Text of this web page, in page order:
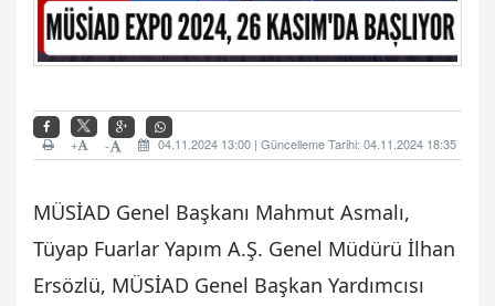
04.11.2024 13:00 | Güncelleme Tarihi: 04.11.2024 18:35
-
+
MÜSİAD Genel Başkanı Mahmut Asmalı,
Tüyap Fuarlar Yapım A.Ş. Genel Müdürü İlhan
Ersözlü, MÜSİAD Genel Başkan Yardımcısı